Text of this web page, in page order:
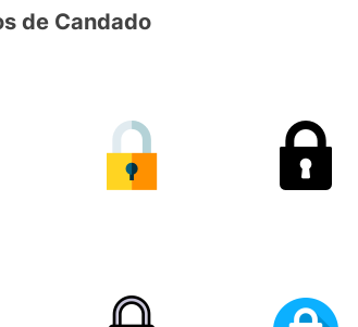
de Candado